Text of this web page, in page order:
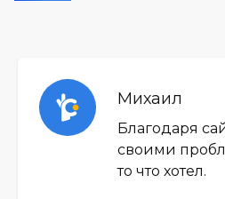
Михаил
Благодаря
своими
то что хотел.